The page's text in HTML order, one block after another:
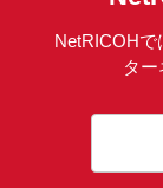
NetRICOHで
ター